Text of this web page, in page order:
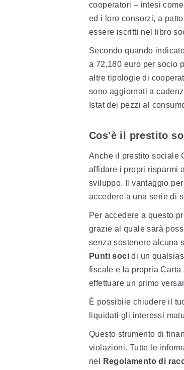
cooperatori – intesi
ed i loro consorzi, a
essere iscritti nel libro
Secondo quando
a 72,180 euro per socio
altre tipologie di
sono aggiornati a
Istat dei pezzi al
Cos'è il prestito
Anche il prestito sociale
affidare i propri risparmi
sviluppo. Il vantaggio
accedere a una serie di
Per accedere a questo
grazie al quale sarà
senza sostenere alcuna
Punti soci di un
fiscale e la propria
effettuare un primo
È possibile chiudere il
liquidati gli interessi
Questo strumento di
violazioni. Tutte le
nel
Regolamento di